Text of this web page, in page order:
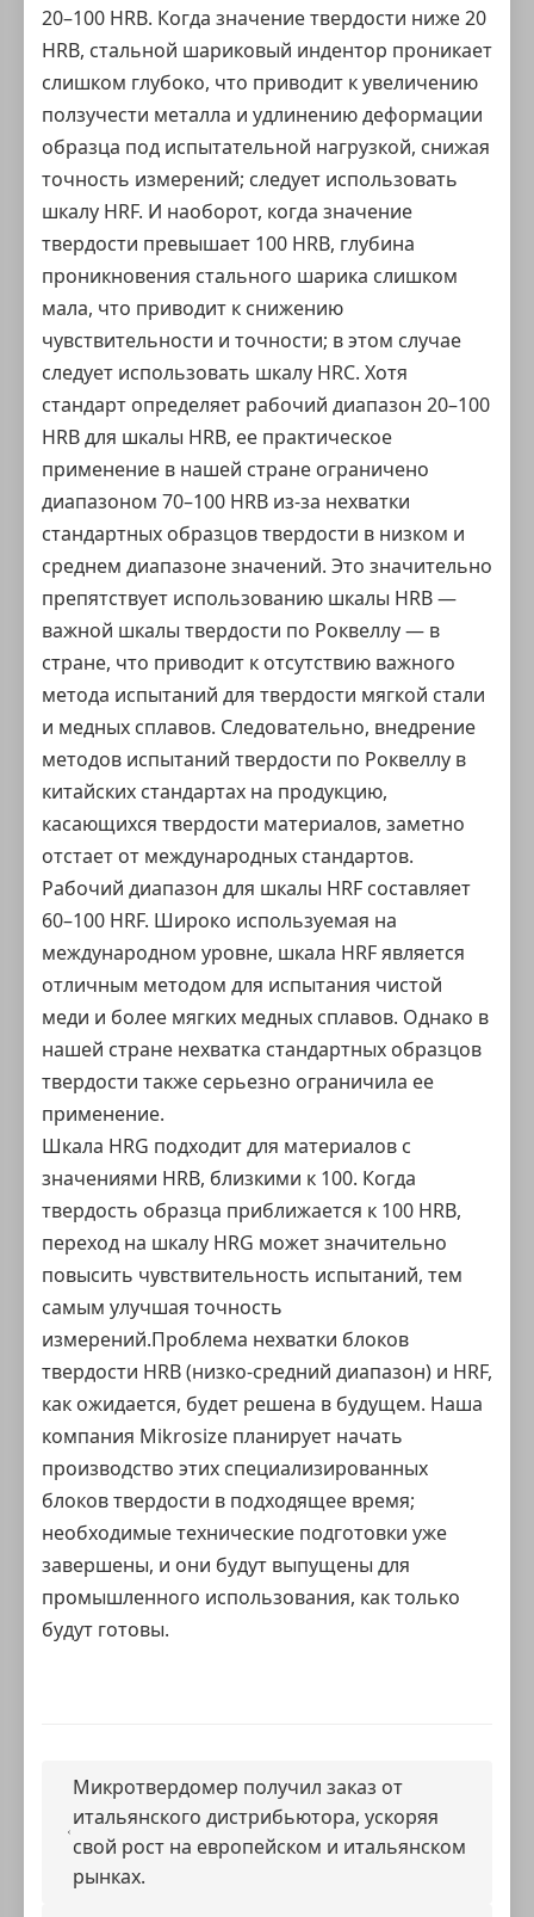
20–100 HRB. Когда значение твердости ниже 20
HRB, стальной шариковый индентор проникает
слишком глубоко, что приводит к увеличению
ползучести металла и удлинению деформации
образца под испытательной нагрузкой, снижая
точность измерений; следует использовать
шкалу HRF. И наоборот, когда значение
твердости превышает 100 HRB, глубина
проникновения стального шарика слишком
мала, что приводит к снижению
чувствительности и точности; в этом случае
следует использовать шкалу HRC. Хотя
стандарт определяет рабочий диапазон 20–100
HRB для шкалы HRB, ее практическое
применение в нашей стране ограничено
диапазоном 70–100 HRB из-за нехватки
стандартных образцов твердости в низком и
среднем диапазоне значений. Это значительно
препятствует использованию шкалы HRB —
важной шкалы твердости по Роквеллу — в
стране, что приводит к отсутствию важного
метода испытаний для твердости мягкой стали
и медных сплавов. Следовательно, внедрение
методов испытаний твердости по Роквеллу в
китайских стандартах на продукцию,
касающихся твердости материалов, заметно
отстает от международных стандартов.
Рабочий диапазон для шкалы HRF составляет
60–100 HRF. Широко используемая на
международном уровне, шкала HRF является
отличным методом для испытания чистой
меди и более мягких медных сплавов. Однако в
нашей стране нехватка стандартных образцов
твердости также серьезно ограничила ее
применение.
Шкала HRG подходит для материалов с
значениями HRB, близкими к 100. Когда
твердость образца приближается к 100 HRB,
переход на шкалу HRG может значительно
повысить чувствительность испытаний, тем
самым улучшая точность
измерений.Проблема нехватки блоков
твердости HRB (низко-средний диапазон) и HRF,
как ожидается, будет решена в будущем. Наша
компания Mikrosize планирует начать
производство этих специализированных
блоков твердости в подходящее время;
необходимые технические подготовки уже
завершены, и они будут выпущены для
промышленного использования, как только
будут готовы.
Микротвердомер получил заказ от
итальянского дистрибьютора, ускоряя
свой рост на европейском и итальянском
рынках.